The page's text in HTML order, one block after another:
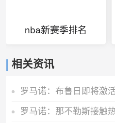
nba新赛季排名
相关资讯